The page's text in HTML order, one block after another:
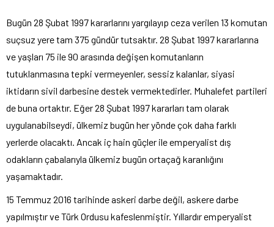
Bugün 28 Şubat 1997 kararlarını yargılayıp ceza verilen 13 komutan
suçsuz yere tam 375 gündür tutsaktır. 28 Şubat 1997 kararlarına
ve yaşları 75 ile 90 arasında değişen komutanların
tutuklanmasına tepki vermeyenler, sessiz kalanlar, siyasi
iktidarın sivil darbesine destek vermektedirler. Muhalefet partileri
de buna ortaktır. Eğer 28 Şubat 1997 kararları tam olarak
uygulanabilseydi, ülkemiz bugün her yönde çok daha farklı
yerlerde olacaktı. Ancak iç hain güçler ile emperyalist dış
odakların çabalarıyla ülkemiz bugün ortaçağ karanlığını
yaşamaktadır.
15 Temmuz 2016 tarihinde askeri darbe değil, askere darbe
yapılmıştır ve Türk Ordusu kafeslenmiştir. Yıllardır emperyalist